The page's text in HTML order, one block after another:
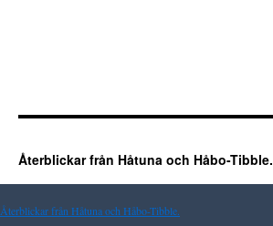
Återblickar från Håtuna och Håbo-Tibble.
Återblickar från Håtuna och Håbo-Tibble.